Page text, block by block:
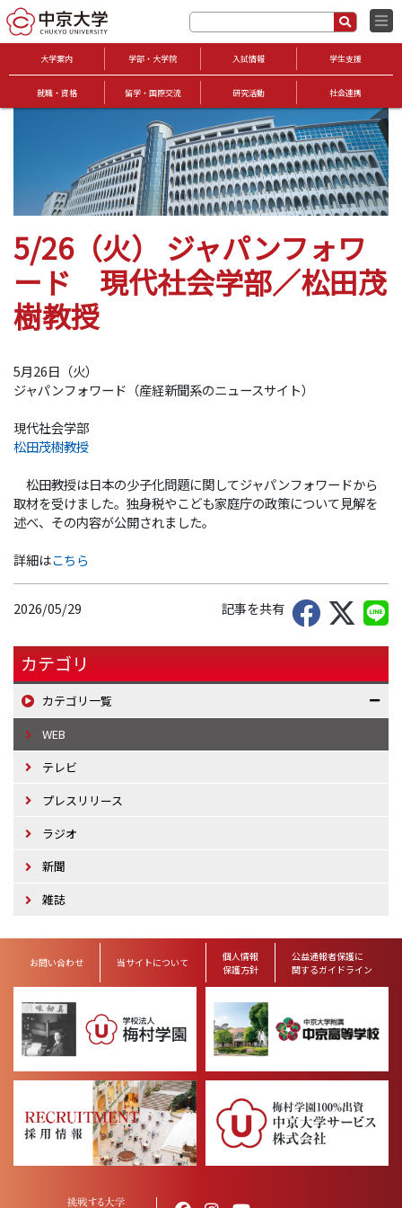
大学案内 学部・大学院 入試情報 学生支援
就職・資格 留学・国際交流 研究活動 社会連携
5/26（火） ジャパンフォワ
ード 現代社会学部／松田茂
樹教授
5月26日（火）
ジャパンフォワード（産経新聞系のニュースサイト）
現代社会学部
松田茂樹教授
松田教授は日本の少子化問題に関してジャパンフォワードから
取材を受けました。独身税やこども家庭庁の政策について見解を
述べ、その内容が公開されました。
詳細はこちら
2026/05/29 記事を共有
カテゴリ
カテゴリ一覧
WEB
テレビ
プレスリリース
ラジオ
新聞
雑誌
お問い合わせ 当サイトについて
個人情報
保護方針
公益通報者保護に
関するガイドライン